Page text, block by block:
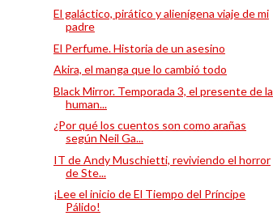
El galáctico, pirático y alienígena viaje de mi
padre
El Perfume. Historia de un asesino
Akira, el manga que lo cambió todo
Black Mirror. Temporada 3, el presente de la
human...
¿Por qué los cuentos son como arañas
según Neil Ga...
IT de Andy Muschietti, reviviendo el horror
de Ste...
¡Lee el inicio de El Tiempo del Príncipe
Pálido!